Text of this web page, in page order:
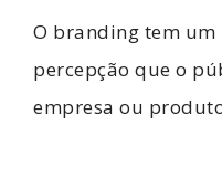
O branding tem
percepção que o
empresa ou